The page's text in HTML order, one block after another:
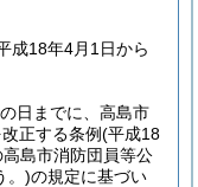
成18年4月1日から
日までに、高島市
正する条例(平成18
島市消防団員等公
。)の規定に基づい